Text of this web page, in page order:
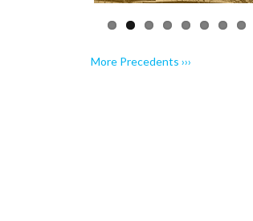
More Precedents ›››